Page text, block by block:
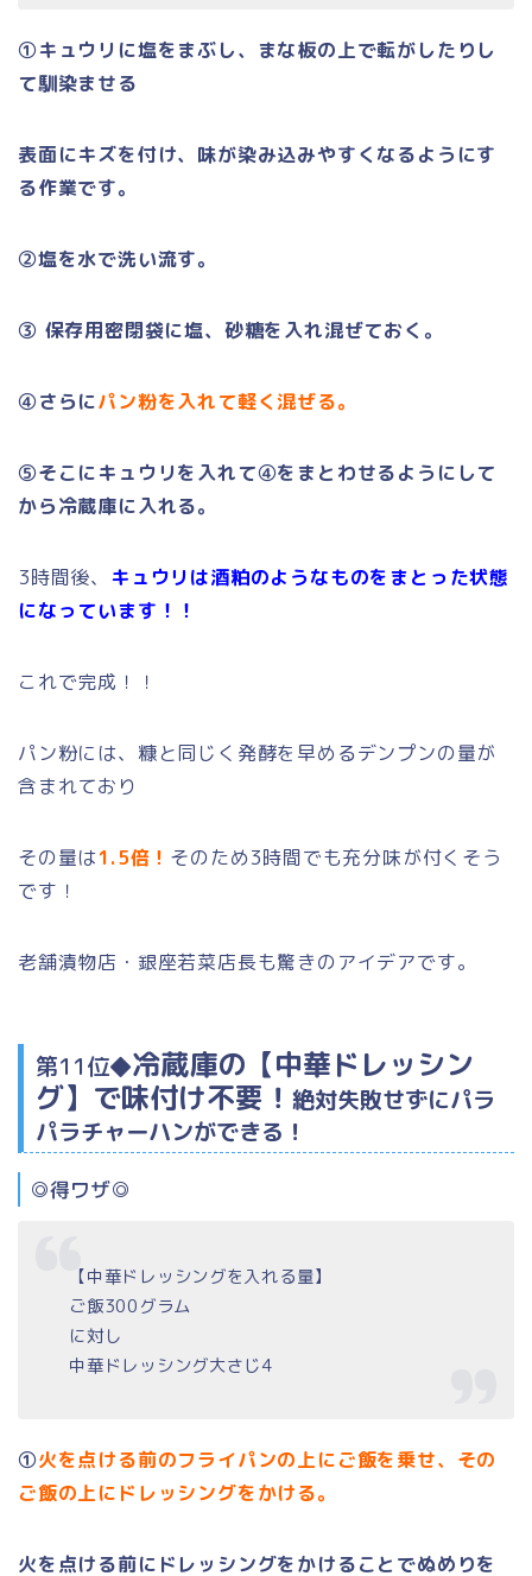
①キュウリに塩をまぶし、まな板の上で転がしたりし
て馴染ませる
表面にキズを付け、味が染み込みやすくなるようにす
る作業です。
②塩を水で洗い流す。
③ 保存用密閉袋に塩、砂糖を入れ混ぜておく。
④さらにパン粉を入れて軽く混ぜる。
⑤そこにキュウリを入れて④をまとわせるようにして
から冷蔵庫に入れる。
3時間後、 キュウリは酒粕のようなものをまとった状態
になっ ています！！
これで完成！！
パン粉には、 糠と同じく発酵を早めるデンプンの量が
含まれており
その量は1.5倍！ そのため3時間でも充分味が付くそう
です！
老舗漬物店・銀座若菜店長も驚きのアイデアです。
第11位◆冷蔵庫の【中華ドレッシン
グ】で味付け不要！ 絶対失敗せずにパラ
パラチャーハンができる！
◎得ワザ◎
【中華ドレッシングを入れる量】
ご飯300グラム
に対し
中華ドレッシング大さじ4
①火を点ける前のフライパンの上にご飯を乗せ、 その
ご飯の上にドレッシングをかける。
火を点ける前にドレッシングをかけることでぬめりを